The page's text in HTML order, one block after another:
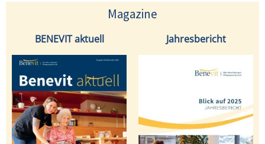
Magazine
BENEVIT aktuell Jahresbericht